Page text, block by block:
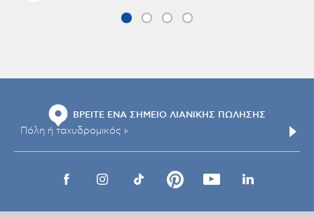
ΒΡΕΙΤΕ ΕΝΑ ΣΗΜΕΙΟ ΛΙΑΝΙΚΗΣ ΠΩΛΗΣΗΣ